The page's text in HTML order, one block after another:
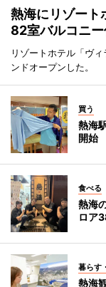
熱海にリゾー
82室バルコニー
リゾートホテル「ヴ
ンドオープンした。
買う
熱海
開始
食べる
熱海
ロア
暮らす
熱海